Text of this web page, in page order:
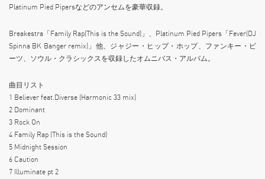
Platinum Pied Pipersなどのアンセムを豪華収録。
Breakestra「Family Rap(This is the Sound)」、Platinum Pied Pipers「Fever(DJ
Spinna BK Banger remix)」他、ジャジー・ヒップ・ホップ、ファンキー・ビ
ーツ、ソウル・クラシックスを収録したオムニバス・アルバム。
曲目リスト
1 Believer feat.Diverse (Harmonic 33 mix)
2 Dominant
3 Rock On
4 Family Rap (This is the Sound)
5 Midnight Session
6 Caution
7 Illuminate pt 2